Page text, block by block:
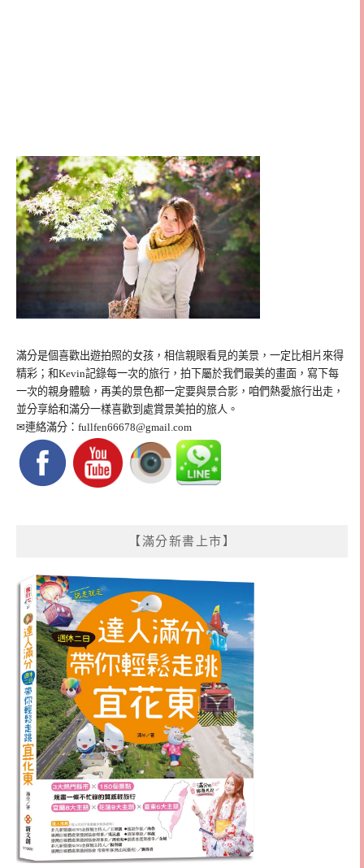
滿分是個喜歡出遊拍照的女孩，相信親眼看見的美景，一定比相片來得
精彩；和Kevin記錄每一次的旅行，拍下屬於我們最美的畫面，寫下每
一次的親身體驗，再美的景色都一定要與景合影，咱們熱愛旅行出走，
並分享給和滿分一樣喜歡到處賞景美拍的旅人。
✉連絡滿分： fullfen66678@gmail.com
【滿分新書上市】